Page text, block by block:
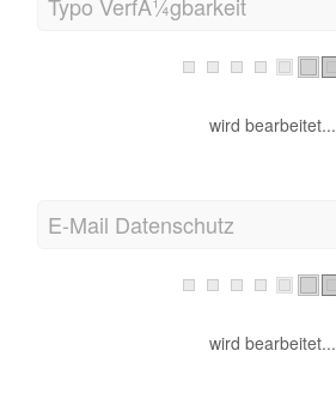
wird bearbeitet...
E-Mail Datenschutz
wird bearbeitet...